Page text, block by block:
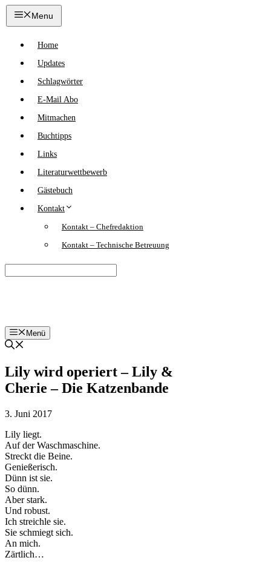
Zum
Inhalt
Menu
Home
Updates
Schlagwörter
E-Mail Abo
Mitmachen
Buchtipps
Links
Literaturwettbewerb
Gästebuch
Kontakt
Kontakt – Chefredaktion
Kontakt – Technische Betreuung
Menü
Lily wird operiert – Lily &
Cherie – Die Katzenbande
3. Juni 2017
Lily liegt.
Auf der Waschmaschine.
Streckt die Beine.
Genießerisch.
Dünn ist sie.
So dünn.
Aber stark.
Und robust.
Ich streichle sie.
Sie schmiegt sich.
An mich.
Zärtlich…